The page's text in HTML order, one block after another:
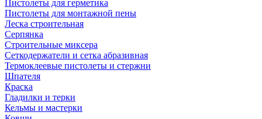
Пистолеты для герметика
Пистолеты для монтажной пены
Леска строительная
Серпянка
Строительные миксера
Сеткодержатели и сетка абразивная
Термоклеевые пистолеты и стержни
Шпателя
Краска
Гладилки и терки
Кельмы и мастерки